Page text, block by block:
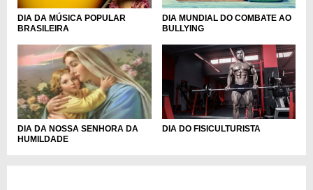
DIA DA MÚSICA POPULAR
BRASILEIRA
DIA MUNDIAL DO COMBATE AO
BULLYING
DIA DA NOSSA SENHORA DA
HUMILDADE
DIA DO FISICULTURISTA